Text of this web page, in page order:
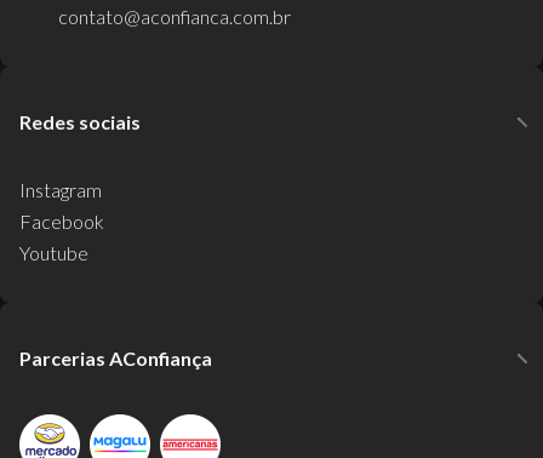
contato@aconfianca.com.br
Redes sociais
Instagram
Facebook
Youtube
Parcerias AConfiança